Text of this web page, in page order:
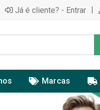
Já é cliente? - Entrar |
Marcas